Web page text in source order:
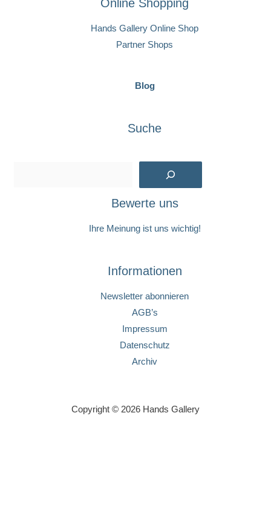
Online Shopping
Hands Gallery Online Shop
Partner Shops
Blog
Suche
Bewerte uns
Ihre Meinung ist uns wichtig!
Informationen
Newsletter abonnieren
AGB’s
Impressum
Datenschutz
Archiv
Copyright © 2026 Hands Gallery